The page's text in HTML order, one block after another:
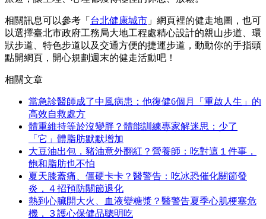
相關訊息可以參考「 台北健康城市 」網頁裡的健走地圖，也可
以選擇臺北市政府工務局大地工程處精心設計的親山步道、環
狀步道、特色步道以及交通方便的捷運步道，動動你的手指頭
點開網頁，開心規劃週末的健走活動吧！
相關文章
當急診醫師成了中風病患：他復健6個月「重啟人生」的
高效自救處方
體重維持等於沒變胖？體能訓練專家解迷思：少了
「它」體脂肪默默增加
大豆油出包，豬油意外翻紅？營養師：吃對這１件事，
飽和脂肪也不怕
夏天膝蓋痛、僵硬卡卡？醫警告：吃冰恐催化關節發
炎，４招預防關節退化
熱到心臟開大火、血液變糖漿？醫警告夏季心肌梗塞危
機，３護心保健品聰明吃